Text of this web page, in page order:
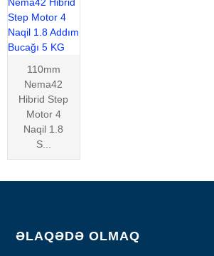
110mm
Nema42
Hibrid Step
Motor 4
Naqil 1.8
S...
ƏLAQƏDƏ OLMAQ